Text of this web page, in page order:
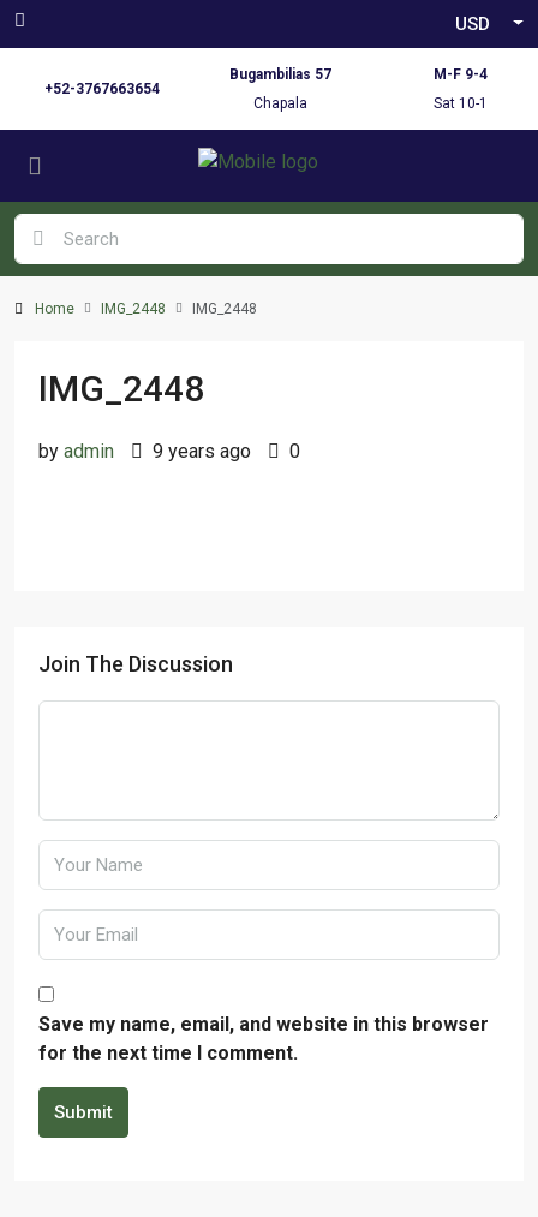
USD
+52-3767663654
Bugambilias 57
Chapala
M-F 9-4
Sat 10-1
Home IMG_2448 IMG_2448
IMG_2448
by admin 9 years ago 0
Join The Discussion
Save my name, email, and website in this browser
for the next time I comment.
Submit